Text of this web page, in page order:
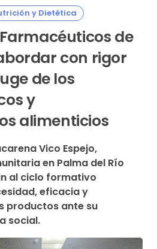
y Dietética
de
con rigor
de los
y
alimenticios
Vico Espejo,
en Palma del Río
al ciclo formativo
eficacia y
productos ante su
social.